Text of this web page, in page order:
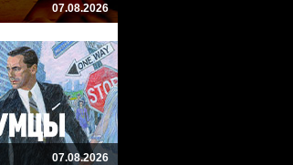
07.08.2026
07.08.2026